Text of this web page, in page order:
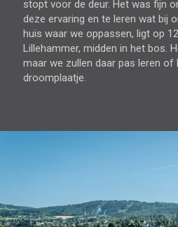
stopt voor de deur. Het was fijn
deze ervaring en te leren wat bij
huis waar we oppassen, ligt op
Lillehammer, midden in het bos.
maar we zullen daar pas leren
droomplaatje.